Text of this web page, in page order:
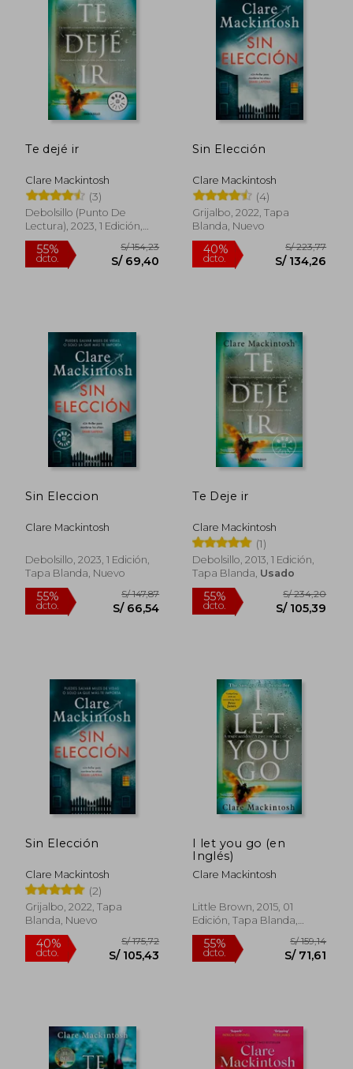
Sunday Times y han sido traducidos a más
de 40 idiomas, con más de dos millones
de copias vendidas a nivel mundial .
En 2024, publicó su primer libro de
memorias, I Promise It Won’t Always Hurt
Like This, inspirado en la pérdida de su hijo
en 2006. Además, es patrocinadora de la
Silver Star Society, una organización
enfrentan embarazos de alto riesgo en el
Te dejé ir
Clare Mackintosh
(3)
Debolsillo (Punto De
Lectura), 2023, 1 Edición,
Tapa Blanda, Nuevo
55%
dcto.
S/ 154,23
S/ 69,40
Sin Elección
Clare Mackintosh
(4)
Grijalbo, 2022, Tapa
Blanda, Nuevo
40%
dcto.
Sin Eleccion
Clare Mackintosh
Debolsillo, 2023, 1 Edición,
Tapa Blanda, Nuevo
55%
dcto. S/ 66,54
Te Deje ir
Clare Mackintosh
(1)
Debolsillo, 2013, 1 Edición,
Tapa Blanda, Usado
55%
dcto.
Sin Elección
Clare Mackintosh
(2)
Grijalbo, 2022, Tapa
Blanda, Nuevo
I let you go (en
Inglés)
Clare Mackintosh
Little Brown, 2015, 01
Edición, Tapa Blanda,
Nuevo